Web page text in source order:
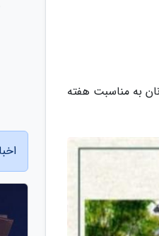
به مناسبت هفته